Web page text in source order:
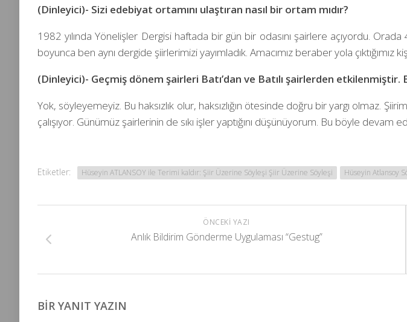
(Dinleyici)- Sizi edebiyat ortamını ulaştıran nasıl bir ortam mıdır?
1982 yılında Yönelişler Dergisi haftada bir gün bir odasını şairlere açıyordu.
boyunca ben aynı dergide şiirlerimizi yayımladık. Amacımız beraber yola
(Dinleyici)- Geçmiş dönem şairleri Batı’dan ve Batılı şairlerden
Yok, söyleyemeyiz. Bu haksızlık olur, haksızlığın ötesinde doğru bir yargı olmaz.
çalışıyor. Günümüz şairlerinin de sıkı işler yaptığını düşünüyorum. Bu böyle
Etiketler: Hüseyin ATLANSOY ile Terimi kaldır: Şiir Üzerine Söyleşi Şiir Üzerine Söyleşi Hüseyin Atlansoy
ÖNCEKI YAZI
Anlık Bildirim Gönderme Uygulaması “Gestug”
BIR YANIT YAZIN